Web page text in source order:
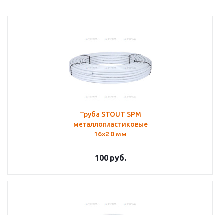
Труба STOUT SPM
металлопластиковые
16х2.0 мм
100руб.